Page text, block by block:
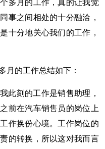
多月的工作，真的让我觉
事之间相处的十分融洽，
十分地关心我们的工作，
月的工作总结如下：
此刻的工作是销售助理，
前在汽车销售员的岗位上
作换份心境。工作岗位的
的转换，所以这对我而言